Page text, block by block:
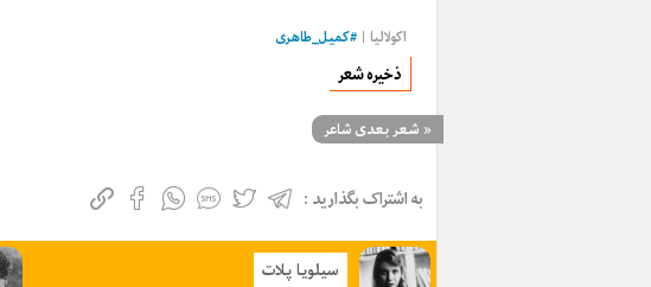
اکولالیا |
#کمیل_طاهری
ذخیره شعر
« شعر بعدی شاعر
به اشتراک بگذارید :
سیلویا پلات